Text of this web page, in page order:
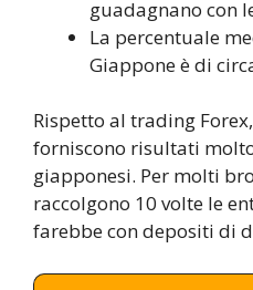
guadagnano con
La percentuale
Giappone è di
Rispetto al trading
forniscono risultati
giapponesi. Per molti
raccolgono 10 volte le
farebbe con depositi di